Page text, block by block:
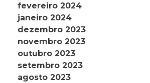
fevereiro 2024
janeiro 2024
dezembro 2023
novembro 2023
outubro 2023
setembro 2023
agosto 2023